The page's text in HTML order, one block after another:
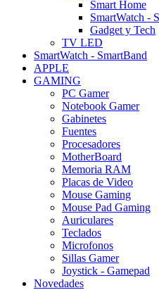
Smart Home
SmartWatch -
Gadget y Tech
TV LED
SmartWatch - SmartBand
APPLE
GAMING
PC Gamer
Notebook Gamer
Gabinetes
Fuentes
Procesadores
MotherBoard
Memoria RAM
Placas de Video
Mouse Gaming
Mouse Pad Gaming
Auriculares
Teclados
Microfonos
Sillas Gamer
Joystick - Gamepad
Novedades